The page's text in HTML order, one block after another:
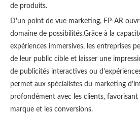
de produits.
D'un point de vue marketing, FP-AR
domaine de possibilités.Grâce à la
expériences immersives, les entreprises
de leur public cible et laisser une
de publicités interactives ou
permet aux spécialistes du marketing
profondément avec les clients, favorisant
marque et les conversions.